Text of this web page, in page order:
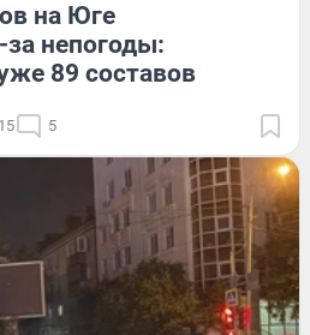
на Юге
за непогоды:
89 составов
5